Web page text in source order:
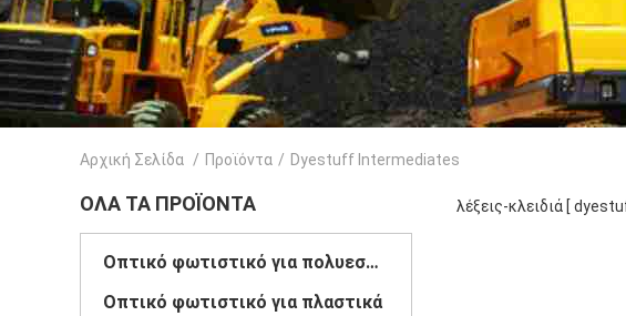
Αρχική Σελίδα / Προϊόντα / Dyestuff Intermediates
ΌΛΑ ΤΑ ΠΡΟΪΌΝΤΑ
Οπτικό φωτιστικό για πολυεστέρα
Οπτικό φωτιστικό για πλαστικά
λέξεις-κλειδιά [